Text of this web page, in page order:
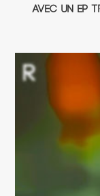
avec un